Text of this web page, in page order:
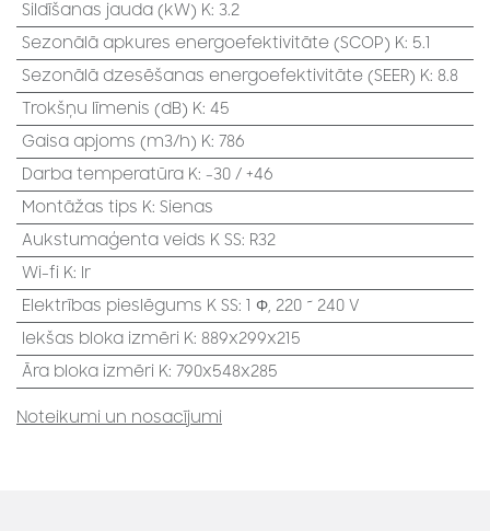
Sildīšanas jauda (kW) K: 3.2
Sezonālā apkures energoefektivitāte (SCOP) K: 5.1
Sezonālā dzesēšanas energoefektivitāte (SEER) K: 8.8
Trokšņu līmenis (dB) K: 45
Gaisa apjoms (m3/h) K: 786
Darba temperatūra K: -30 / +46
Montāžas tips K: Sienas
Aukstumaģenta veids K SS: R32
Wi-fi K: Ir
Elektrības pieslēgums K SS: 1 Φ, 220 ~ 240 V
Iekšas bloka izmēri K: 889x299x215
Āra bloka izmēri K: 790x548x285
Noteikumi un nosacījumi